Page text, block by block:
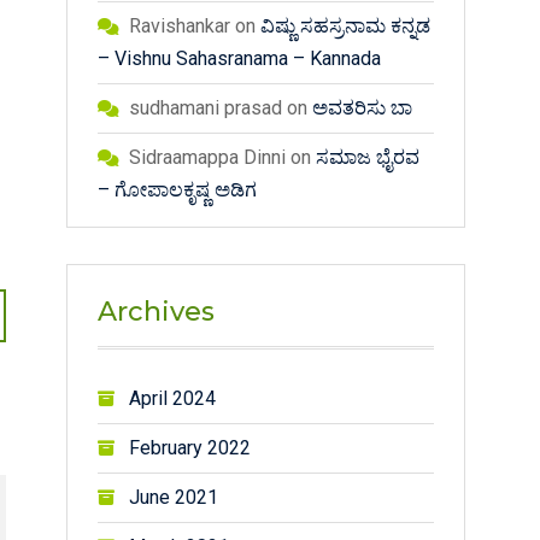
Ravishankar on ವಿಷ್ಣು ಸಹಸ್ರನಾಮ ಕನ್ನಡ
– Vishnu Sahasranama – Kannada
sudhamani prasad on ಅವತರಿಸು ಬಾ
Sidraamappa Dinni on ಸಮಾಜ ಭೈರವ
– ಗೋಪಾಲಕೃಷ್ಣ ಅಡಿಗ
Archives
April 2024
February 2022
June 2021